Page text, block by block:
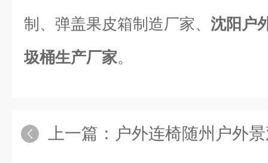
制、弹盖果皮箱制造厂家、 沈阳户
圾桶生产厂家。
上一篇： 户外连椅随州户外景观椅 公